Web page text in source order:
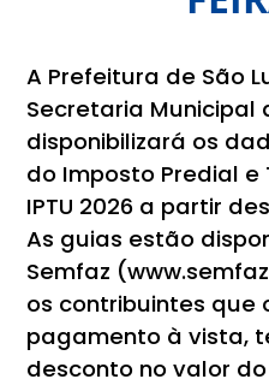
A Prefeitura de São
Secretaria Municipal
disponibilizará os
do Imposto Predial
IPTU 2026 a partir
As guias estão
Semfaz
os contribuintes que
pagamento à vista,
desconto no valor